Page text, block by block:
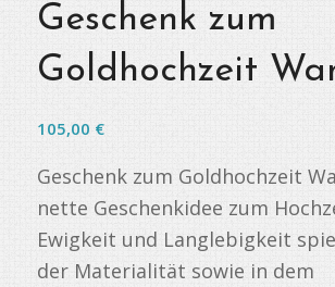
Geschenk zum
Goldhochzeit
105,00 €
Geschenk zum Goldhochzeit
nette Geschenkidee zum
Ewigkeit und Langlebigkeit
der Materialität sowie in dem